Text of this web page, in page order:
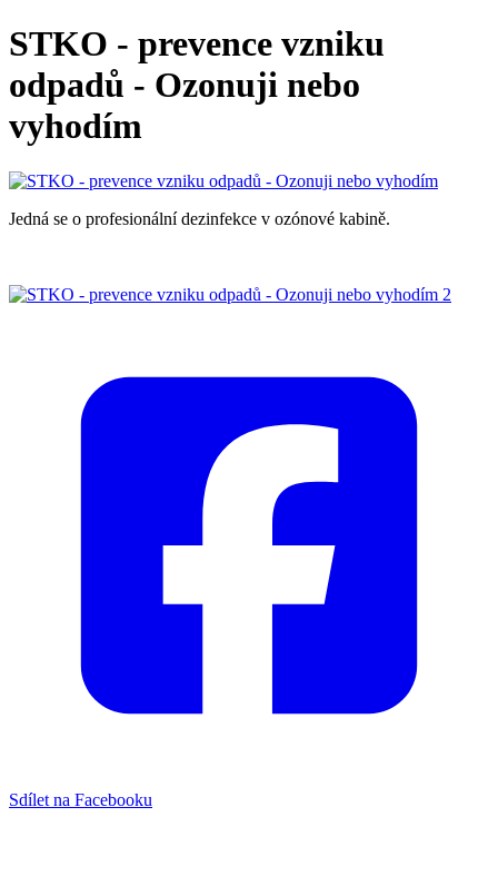
STKO - prevence vzniku
odpadů - Ozonuji nebo
vyhodím
Jedná se o profesionální dezinfekce v ozónové kabině.
Sdílet na Facebooku